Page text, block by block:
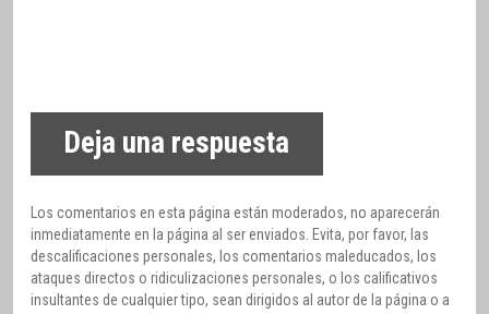
Deja una respuesta
Los comentarios en esta página están moderados, no aparecerán
inmediatamente en la página al ser enviados. Evita, por favor, las
descalificaciones personales, los comentarios maleducados, los
ataques directos o ridiculizaciones personales, o los calificativos
insultantes de cualquier tipo, sean dirigidos al autor de la página o a